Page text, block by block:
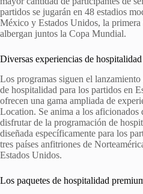
partidos se jugarán en 48 estadios
México y Estados Unidos, la primera
albergan juntos la Copa Mundial.
Diversas experiencias de
Los programas siguen el
de hospitalidad para los partidos en
ofrecen una gama ampliada de
Location. Se anima a los aficionados
disfrutar de la programación de
diseñada específicamente para los
tres países anfitriones de
Estados Unidos.
Los paquetes de hospitalidad